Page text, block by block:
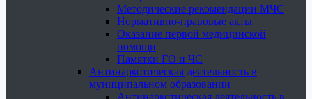
Методические рекомендации МЧС
Нормативно-правовые акты
Оказание первой медицинской
помощи
Памятки ГО и ЧС
Антинаркотическая деятельность в
муниципальном образовании
Антинаркотическая деятельность в